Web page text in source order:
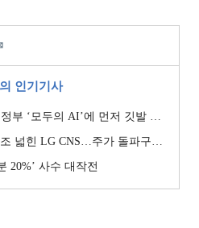
인기기사
모두의 AI’에 먼저 깃발 꽂은 셈법
주가 돌파구는 ‘RX’ [기업지배구조 보고서]
20%’ 사수 대작전